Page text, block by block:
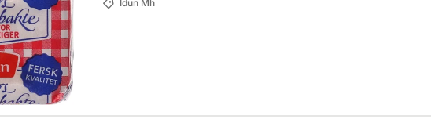
Idun Mh